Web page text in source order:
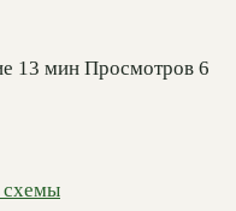
13 мин Просмотров 6
схемы